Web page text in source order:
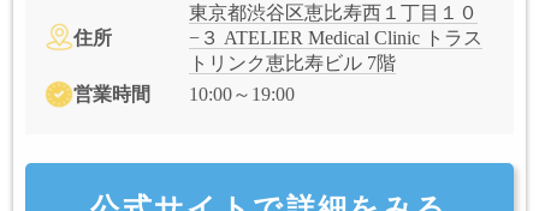
住所
東京都渋谷区恵比寿西１丁目１０
−３ ATELIER Medical Clinic トラス
トリンク恵比寿ビル 7階
営業時間
10:00～19:00